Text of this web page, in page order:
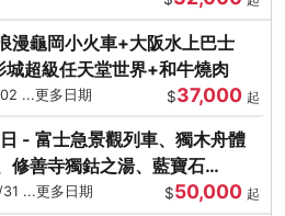
漫龜岡小火車+大阪水上巴士
超級任天堂世界+和牛燒肉
...更多日期 $37,000 起
- 富士急景觀列車、獨木舟體
修善寺獨鈷之湯、藍寶石
...更多日期 $50,000 起